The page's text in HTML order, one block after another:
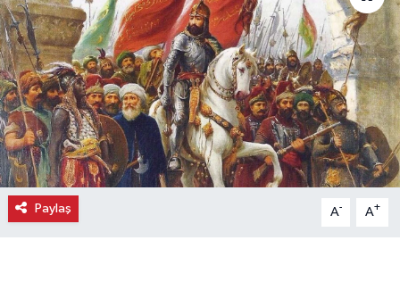
Paylaş A- A+
Emlak
Gündem
Gurme
Haber
İlçe Haberleri